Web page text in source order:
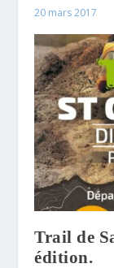
20 mars 2017
Trail de
édition.